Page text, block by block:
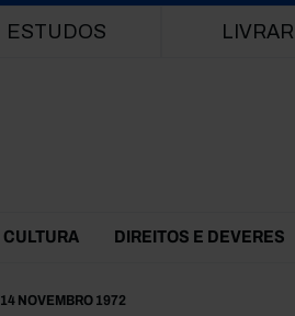
ESTUDOS
CULTURA DIREITOS E DEVERES
14 NOVEMBRO 1972